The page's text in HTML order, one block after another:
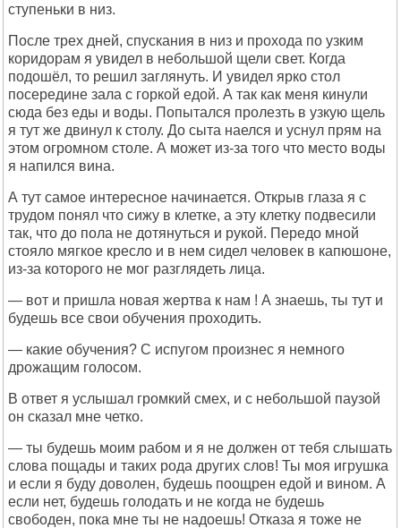
ступеньки в низ.
После трех дней, спускания в низ и прохода по узким
коридорам я увидел в небольшой щели свет. Когда
подошёл, то решил заглянуть. И увидел ярко стол
посередине зала с горкой едой. А так как меня кинули
сюда без еды и воды. Попытался пролезть в узкую щель
я тут же двинул к столу. До сыта наелся и уснул прям на
этом огромном столе. А может из-за того что место воды
я напился вина.
А тут самое интересное начинается. Открыв глаза я с
трудом понял что сижу в клетке, а эту клетку подвесили
так, что до пола не дотянуться и рукой. Передо мной
стояло мягкое кресло и в нем сидел человек в капюшоне,
из-за которого не мог разглядеть лица.
— вот и пришла новая жертва к нам ! А знаешь, ты тут и
будешь все свои обучения проходить.
— какие обучения? С испугом произнес я немного
дрожащим голосом.
В ответ я услышал громкий смех, и с небольшой паузой
он сказал мне четко.
— ты будешь моим рабом и я не должен от тебя слышать
слова пощады и таких рода других слов! Ты моя игрушка
и если я буду доволен, будешь поощрен едой и вином. А
если нет, будешь голодать и не когда не будешь
свободен, пока мне ты не надоешь! Отказа я тоже не